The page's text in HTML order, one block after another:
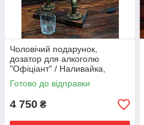
Чоловічий подарунок,
дозатор для алкоголю
"Офіціант" / Наливайка,
оригінальні подарунки на
День Народження
Готово до відправки
4 750 ₴